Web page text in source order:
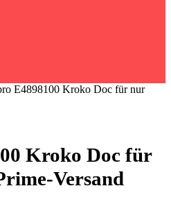
E4898100 Kroko Doc für nur
Kroko Doc für
Versand